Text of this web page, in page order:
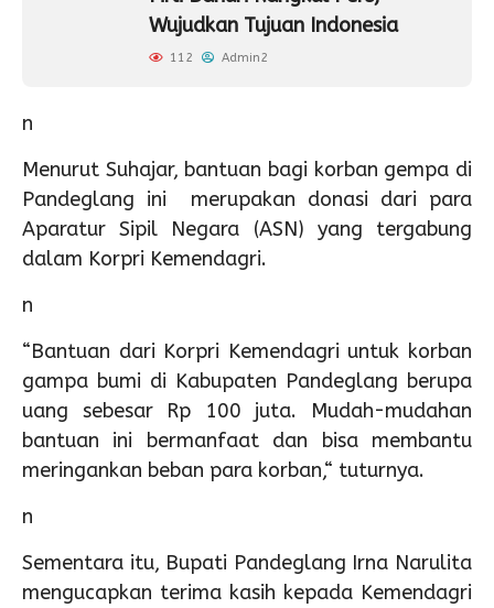
Wujudkan Tujuan Indonesia
112 Admin2
n
Menurut Suhajar, bantuan bagi korban gempa di
Pandeglang ini merupakan donasi dari para
Aparatur Sipil Negara (ASN) yang tergabung
dalam Korpri Kemendagri.
n
“Bantuan dari Korpri Kemendagri untuk korban
gampa bumi di Kabupaten Pandeglang berupa
uang sebesar Rp 100 juta. Mudah-mudahan
bantuan ini bermanfaat dan bisa membantu
meringankan beban para korban,“ tuturnya.
n
Sementara itu, Bupati Pandeglang Irna Narulita
mengucapkan terima kasih kepada Kemendagri